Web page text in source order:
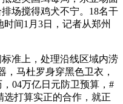
场搅得鸡犬不宁。18名干
间1月3日，记者从郑州
准上，处理沿线区域内涝
，马杜罗身穿黑色卫衣，
04万亿日元防卫预算，#
选打算实正的合作，就正